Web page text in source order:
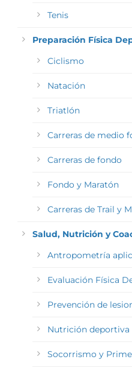
Tenis
Preparación Física
Ciclismo
Natación
Triatlón
Carreras de medio
Carreras de fondo
Fondo y Maratón
Carreras de Trail y
Salud, Nutrición y
Antropometría
Evaluación Física
Prevención de
Nutrición deportiva
Socorrismo y